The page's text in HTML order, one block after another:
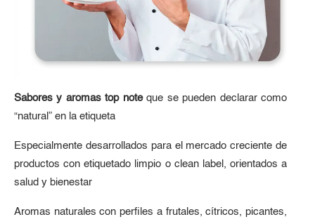
Sabores y aromas top noteque se pueden declarar como
“natural” en la etiqueta
Especialmente desarrollados para el mercado creciente de
productos con etiquetado limpio o clean label, orientados a
salud y bienestar
Aromas naturales con perfiles a frutales, cítricos, picantes,